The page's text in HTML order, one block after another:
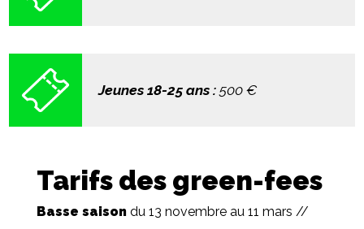
Jeunes 18-25 ans : 500 €
Tarifs des green-fees
Basse saisondu 13 novembre au 11 mars //